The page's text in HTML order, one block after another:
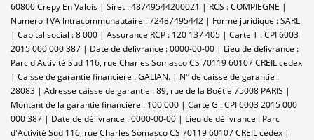
60800 Crepy En Valois | Siret : 48749544200021 | RCS : COMPIEGNE |
Numero TVA Intracommunautaire : 72487495442 | Forme juridique : SARL
| Capital social : 8 000 | Assurance RCP : 120 137 405 | Carte T : CPI 6003
2015 000 000 387 | Date de délivrance : 0000-00-00 | Lieu de délivrance :
Parc d'Activité Sud 116, rue Charles Somasco CS 70119 60107 CREIL cedex
| Caisse de garantie financière : GALIAN. | N° de caisse de garantie :
28083 | Adresse caisse de garantie : 89, rue de la Boétie 75008 PARIS |
Montant de la garantie financière : 100 000 | Carte G : CPI 6003 2015 000
000 387 | Date de délivrance : 0000-00-00 | Lieu de délivrance : Parc
d'Activité Sud 116, rue Charles Somasco CS 70119 60107 CREIL cedex |